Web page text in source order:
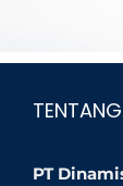
PT